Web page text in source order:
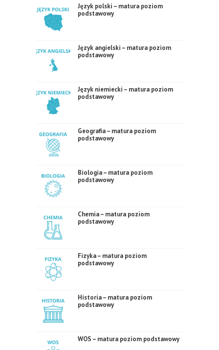
Język polski – matura poziom
podstawowy
Język angielski – matura poziom
podstawowy
Język niemiecki – matura poziom
podstawowy
Geografia – matura poziom
podstawowy
Biologia – matura poziom
podstawowy
Chemia – matura poziom
podstawowy
Fizyka – matura poziom
podstawowy
Historia – matura poziom
podstawowy
WOS – matura poziom podstawowy